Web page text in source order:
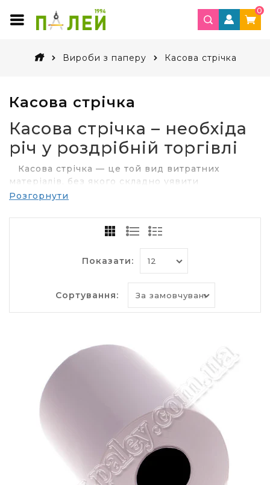
0
Вироби з паперу Касова стрічка
Касова стрічка
Касова стрічка – необхіда
річ у роздрібній торгівлі
Касова стрічка — це той вид витратних
матеріалів, без якого складно уявити
сучасне повсякденне життя. Адже її
супермаркетах, гіпермаркетах, магазинах одягу,
техніки, салонах мобільного зв'язку, аптеках —
Чеки контролюють на юридичному рівні
продаж товарів чи послуг, не має значення. На
них зазначається назва покупки, її ціна,
інформація про компанію, яка продає товар або
кожній сфері людських відносин кожного
регіону (Київ, Одеса або більш дрібні населені
пункти). Купити її ви можете в інтернет-
магазині «Палей».
Види і характеристика касових
стрічок
Чекові стрічки бувають декількох видів:
одношарові, двошарові і термо. Всі вони мають
свої переваги і недоліки, проте стрічка для
термічного друку все активніше
Розгорнути
Показати:
Сортування: